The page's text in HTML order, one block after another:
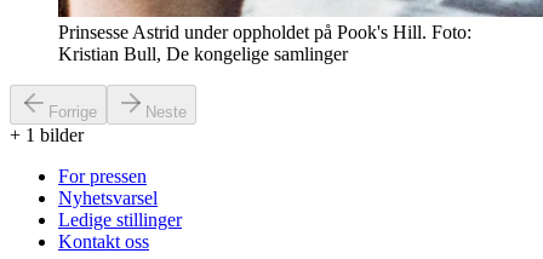
Prinsesse Astrid under oppholdet på Pook's Hill. Foto:
Kristian Bull, De kongelige samlinger
Forrige Neste
+ 1 bilder
For pressen
Nyhetsvarsel
Ledige stillinger
Kontakt oss